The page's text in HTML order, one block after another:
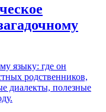
языку: где он
родственников,
диалекты, полезные